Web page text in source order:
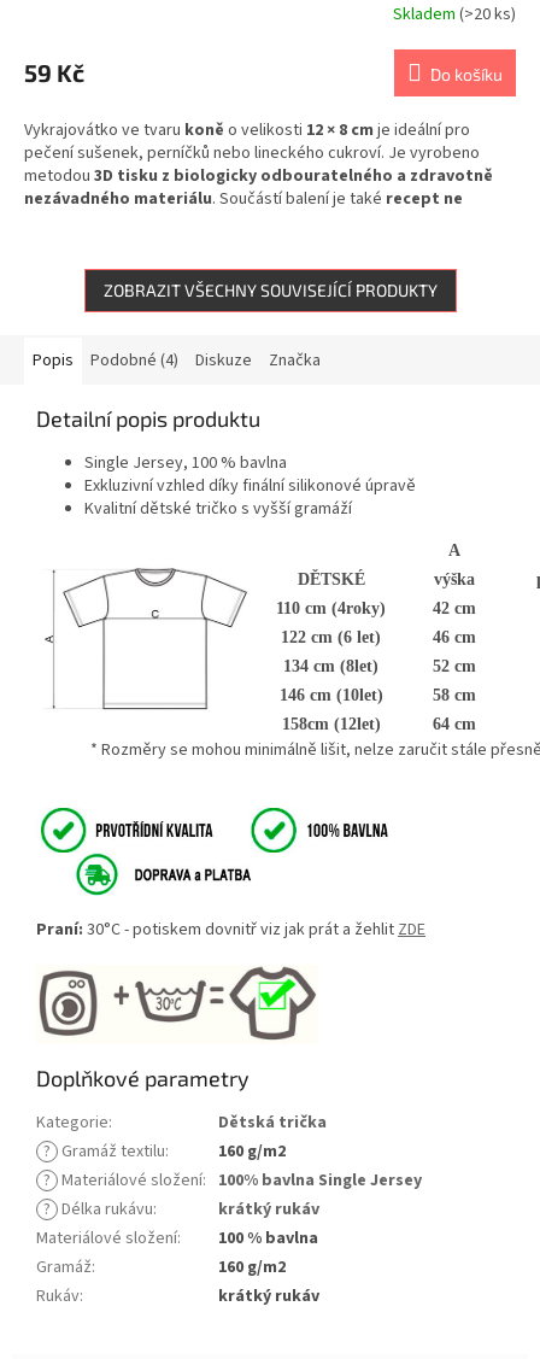
Skladem (>20 ks)
59 Kč Do košíku
Vykrajovátko ve tvaru koně o velikosti 12 × 8 cm je ideální pro
pečení sušenek, perníčků nebo lineckého cukroví. Je vyrobeno
metodou 3D tisku z biologicky odbouratelného a zdravotně
nezávadného materiálu. Součástí balení je také recept ne
ZOBRAZIT VŠECHNY SOUVISEJÍCÍ PRODUKTY
Popis Podobné (4) Diskuze Značka
Detailní popis produktu
Single Jersey, 100 % bavlna
Exkluzivní vzhled díky finální silikonové úpravě
Kvalitní dětské tričko s vyšší gramáží
A
DĚTSKÉ
výška
110 cm (4roky)
42 cm
122 cm (6 let)
46 cm
134 cm (8let)
52 cm
146 cm (10let)
58 cm
158cm (12let)
64 cm
* Rozměry se mohou minimálně lišit, nelze zaručit stále
Praní: 30°C - potiskem dovnitř viz jak prát a žehlitZDE
Doplňkové parametry
Kategorie:
Dětská trička
? Gramáž textilu:
160 g/m2
? Materiálové složení: 100% bavlna Single Jersey
? Délka rukávu:
krátký rukáv
Materiálové složení:
100 % bavlna
Gramáž:
160 g/m2
Rukáv: krátký rukáv